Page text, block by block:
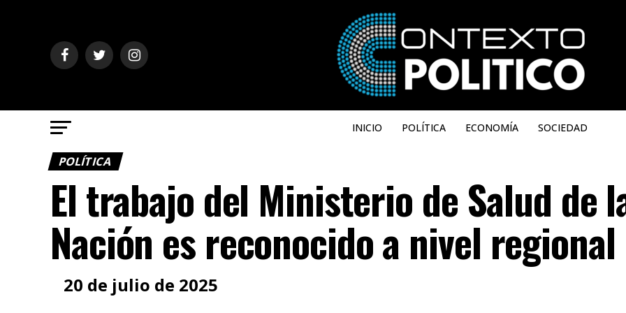
INICIO POLÍTICA ECONOMÍA SOCIEDAD
POLÍTICA
El trabajo del Ministerio de Salud de
Nación es reconocido a nivel regional
20 de julio de 2025